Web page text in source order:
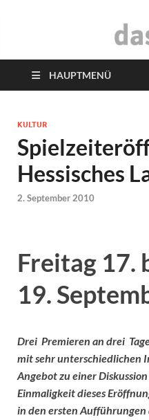
das
HAUPTMENÜ
KULTUR
Hessisches
2. September 2010
Freitag 17.
19.
Drei Premieren an drei
mit sehr unterschiedlichen
Angebot zu einer
Einmaligkeit dieses
in den ersten Aufführungen